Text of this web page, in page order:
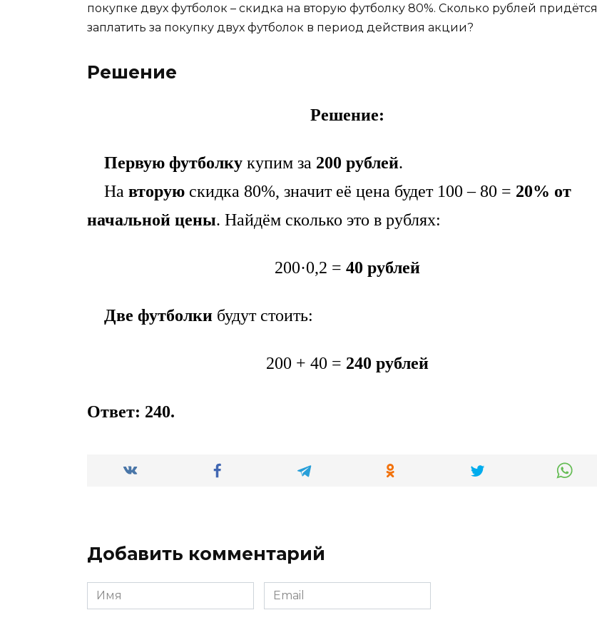
покупке двух футболок – скидка на вторую футболку 80%. Сколько рублей придётся
заплатить за покупку двух футболок в период действия акции?
Решение
Решение:
Первую футболку купим за 200 рублей.
На вторую скидка 80%, значит её цена будет 100 – 80 = 20% от
начальной цены. Найдём сколько это в рублях:
200·0,2 = 40 рублей
Две футболки будут стоить:
200 + 40 = 240 рублей
Ответ: 240.
Добавить комментарий
Имя
*
Email
*